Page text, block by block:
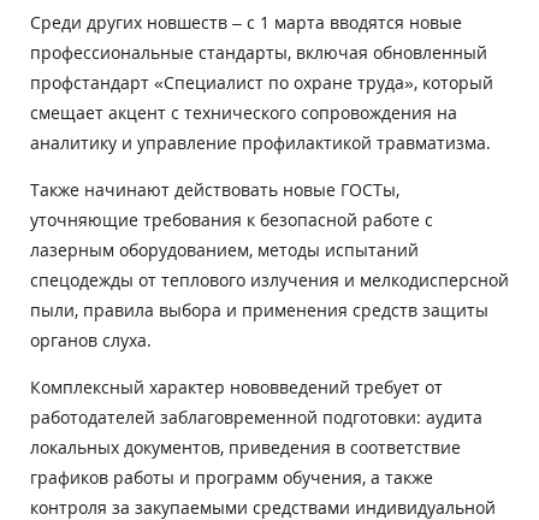
Среди других новшеств – с 1 марта вводятся новые
профессиональные стандарты, включая обновленный
профстандарт «Специалист по охране труда», который
смещает акцент с технического сопровождения на
аналитику и управление профилактикой травматизма.
Также начинают действовать новые ГОСТы,
уточняющие требования к безопасной работе с
лазерным оборудованием, методы испытаний
спецодежды от теплового излучения и мелкодисперсной
пыли, правила выбора и применения средств защиты
органов слуха.
Комплексный характер нововведений требует от
работодателей заблаговременной подготовки: аудита
локальных документов, приведения в соответствие
графиков работы и программ обучения, а также
контроля за закупаемыми средствами индивидуальной